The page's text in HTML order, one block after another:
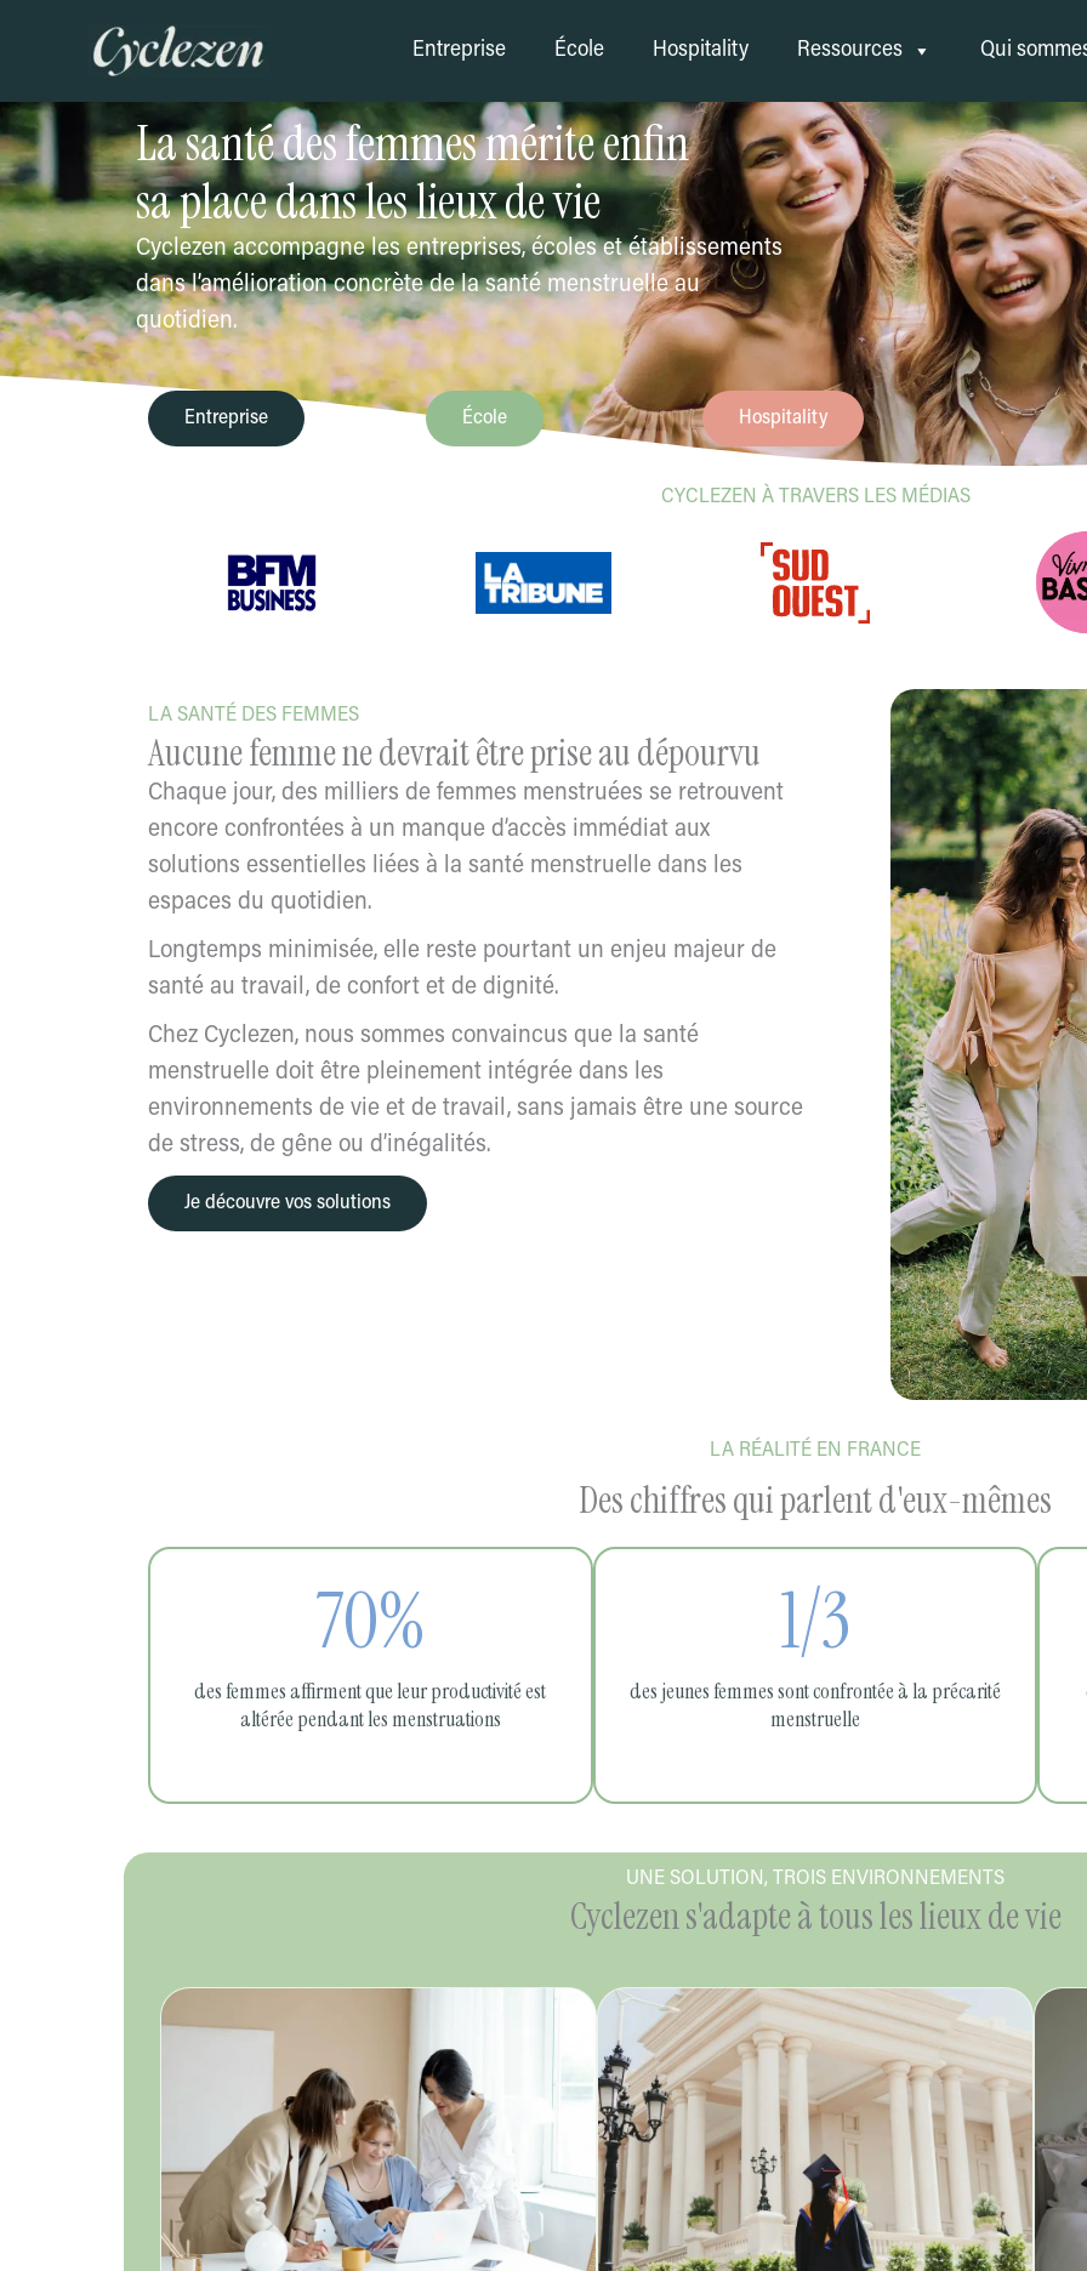
Entreprise École Hospitality Ressources Qui
La santé des femmes mérite enfin
sa place dans les lieux de vie
Cyclezen accompagne les entreprises, écoles et établissements
dans l’amélioration concrète de la santé menstruelle au
quotidien.
Entreprise École Hospitality
CYCLEZEN À TRAVERS LES MÉDIAS
LA SANTÉ DES FEMMES
Aucune femme ne devrait être prise au dépourvu
Chaque jour, des milliers de femmes menstruées se retrouvent
encore confrontées à un manque d’accès immédiat aux
solutions essentielles liées à la santé menstruelle dans les
espaces du quotidien.
Longtemps minimisée, elle reste pourtant un enjeu majeur de
santé au travail, de confort et de dignité.
Chez Cyclezen, nous sommes convaincus que la santé
menstruelle doit être pleinement intégrée dans les
environnements de vie et de travail, sans jamais être une source
de stress, de gêne ou d’inégalités.
Je découvre vos solutions
LA RÉALITÉ EN FRANCE
Des chiffres qui parlent d'eux-mêmes
70%
des femmes affirment que leur productivité est
altérée pendant les menstruations
1/3
des jeunes femmes sont confrontée à la précarité
menstruelle
UNE SOLUTION, TROIS ENVIRONNEMENTS
Cyclezen s'adapte à tous les lieux de vie